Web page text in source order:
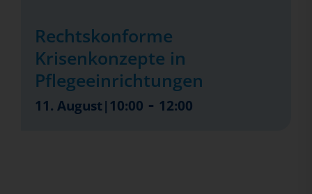
Rechtskonforme
Krisenkonzepte in
Pflegeeinrichtungen
11. August|10:00 - 12:00